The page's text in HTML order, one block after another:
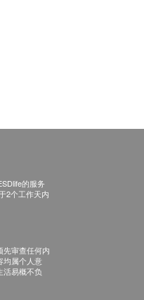
的服务
2个工作天内
先审查任何内
均属个人意
活易概不负